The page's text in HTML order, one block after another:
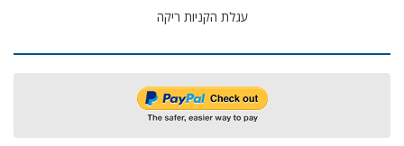
עגלת הקניות ריקה